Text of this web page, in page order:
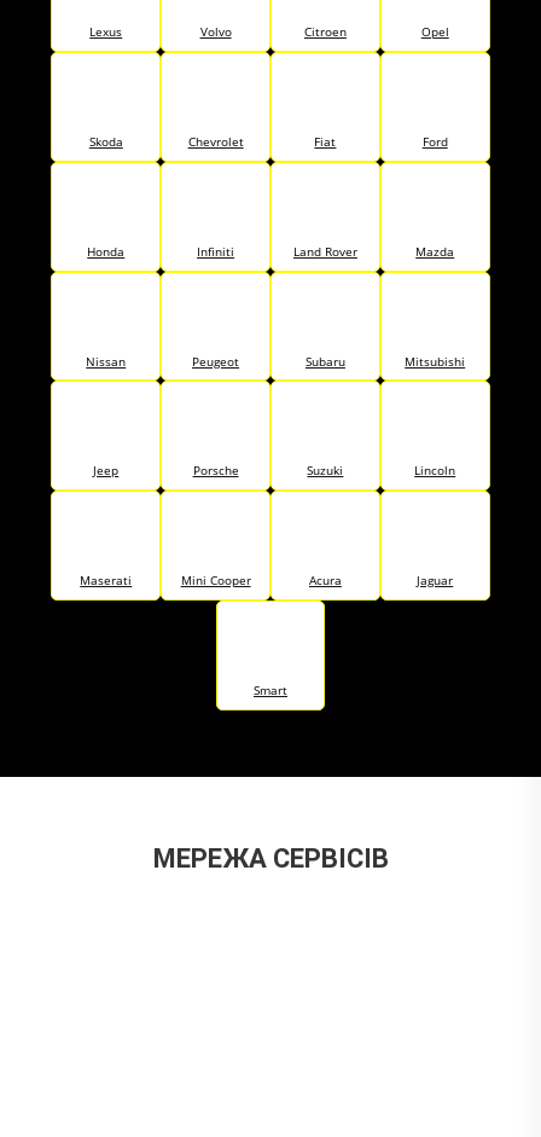
Lexus Volvo Citroen Opel
Skoda Chevrolet Fiat Ford
Honda Infiniti Land Rover Mazda
Nissan Peugeot Subaru Mitsubishi
Jeep Porsche Suzuki Lincoln
Maserati Mini Cooper Acura Jaguar
Smart
МЕРЕЖА СЕРВІСІВ